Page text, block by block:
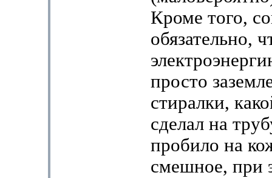
Кроме того,
обязательно,
просто
стиралки,
сделал на
пробило на
смешное, при